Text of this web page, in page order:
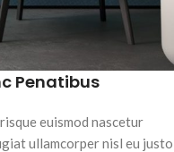
Penatibus
euismod nascetur
ullamcorper nisl eu justo